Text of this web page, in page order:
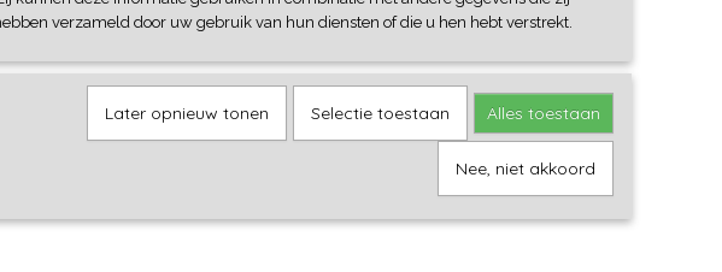
verzameld door uw gebruik van hun diensten of die u hen hebt verstrekt.
Later opnieuw tonen Selectie toestaan Alles toestaan
Nee, niet akkoord